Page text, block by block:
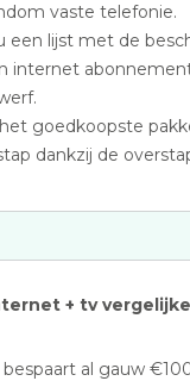
vaste telefonie.
een lijst met de
internet
goedkoopste
dankzij de
+ tv
al gauw